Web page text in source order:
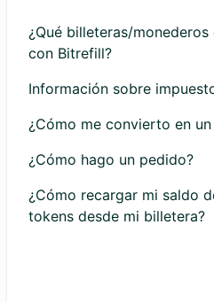
¿Qué billeteras/
con Bitrefill?
Información sobre
¿Cómo me convierto en
¿Cómo hago un pedido?
¿Cómo recargar mi saldo
tokens desde mi billetera?